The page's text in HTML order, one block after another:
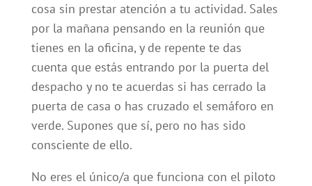
cosa sin prestar atención a tu actividad. Sales
por la mañana pensando en la reunión que
tienes en la oficina, y de repente te das
cuenta que estás entrando por la puerta del
despacho y no te acuerdas si has cerrado la
puerta de casa o has cruzado el semáforo en
verde. Supones que sí, pero no has sido
consciente de ello.
No eres el único/a que funciona con el piloto